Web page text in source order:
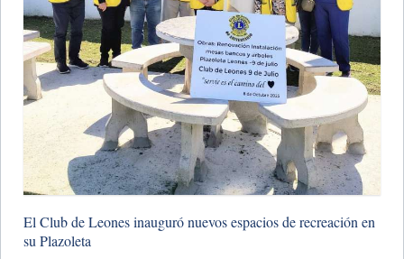
​El Club de Leones inauguró nuevos espacios de recreación en
su Plazoleta